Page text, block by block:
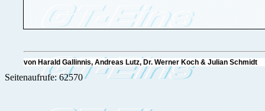
von Harald Gallinnis, Andreas Lutz, Dr. Werner Koch & Julian
Seitenaufrufe: 62570